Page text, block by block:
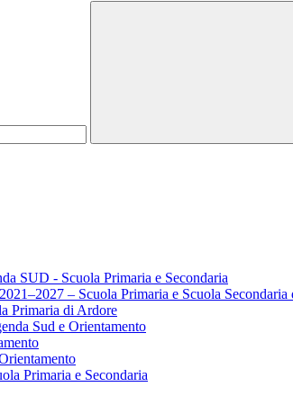
SUD - Scuola Primaria e Secondaria
– Scuola Primaria e Scuola Secondaria
Primaria di Ardore
Sud e Orientamento
Primaria e Secondaria